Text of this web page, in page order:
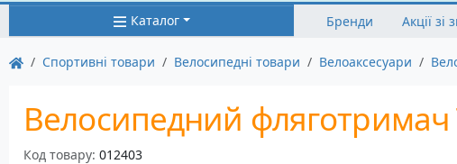
Каталог Бренди Акції зі
Спортивні товари Велосипедні товари Велоаксесуари
Велосипедний фляготримач
Код товару: 012403